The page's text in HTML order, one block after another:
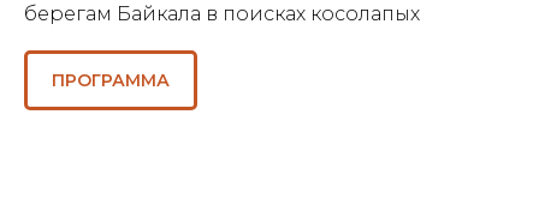
берегам Байкала в поисках косолапых
ПРОГРАММА